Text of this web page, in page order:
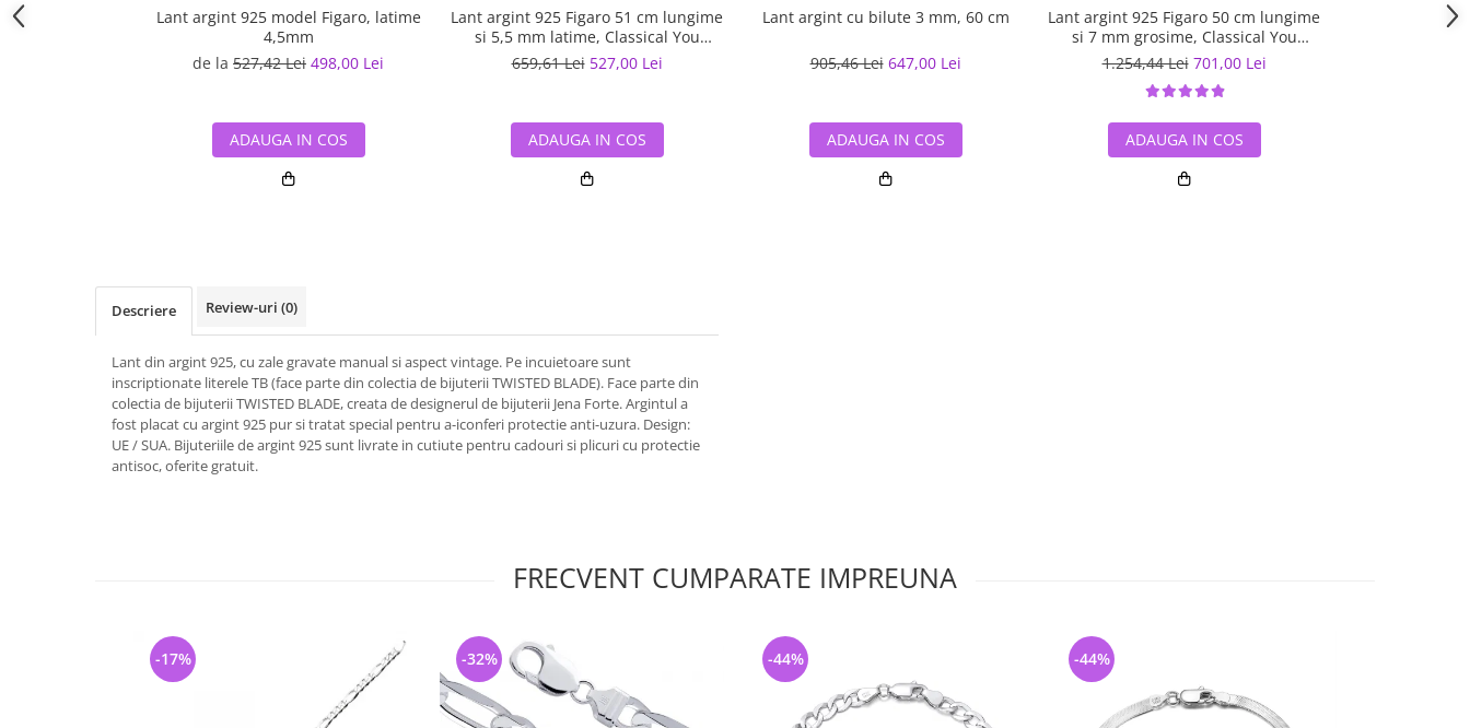
Lant argint 925 model Figaro, latime
4,5mm
de la 527,42 Lei 498,00 Lei
ADAUGA IN COS
Lant argint 925 Figaro 51 cm lungime
si 5,5 mm latime, Classical You
LSX0202
659,61 Lei 527,00 Lei
ADAUGA IN COS
Lant argint cu bilute 3 mm, 60 cm
905,46 Lei 647,00 Lei
ADAUGA IN COS
Lant argint 925 Figaro 50 cm lungime
si 7 mm grosime, Classical You
LSX0201
1.254,44 Lei 701,00 Lei
ADAUGA IN COS
Lant argint 925
Descriere Review-uri (0)
Lant din argint 925, cu zale gravate manual si aspect vintage. Pe incuietoare sunt
inscriptionate literele TB (face parte din colectia de bijuterii TWISTED BLADE). Face parte din
colectia de bijuterii TWISTED BLADE, creata de designerul de bijuterii Jena Forte. Argintul a
fost placat cu argint 925 pur si tratat special pentru a-iconferi protectie anti-uzura. Design:
UE / SUA. Bijuteriile de argint 925 sunt livrate in cutiute pentru cadouri si plicuri cu protectie
antisoc, oferite gratuit.
FRECVENT CUMPARATE IMPREUNA
-17% -32% -44% -44%